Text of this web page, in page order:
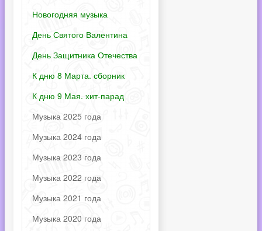
Новогодняя музыка
День Святого Валентина
День Защитника Отечества
К дню 8 Марта. сборник
К дню 9 Мая. хит-парад
Музыка 2025 года
Музыка 2024 года
Музыка 2023 года
Музыка 2022 года
Музыка 2021 года
Музыка 2020 года